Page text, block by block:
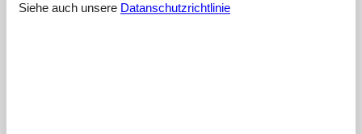
3,0
Siehe auch unsere Datanschutzrichtlinie